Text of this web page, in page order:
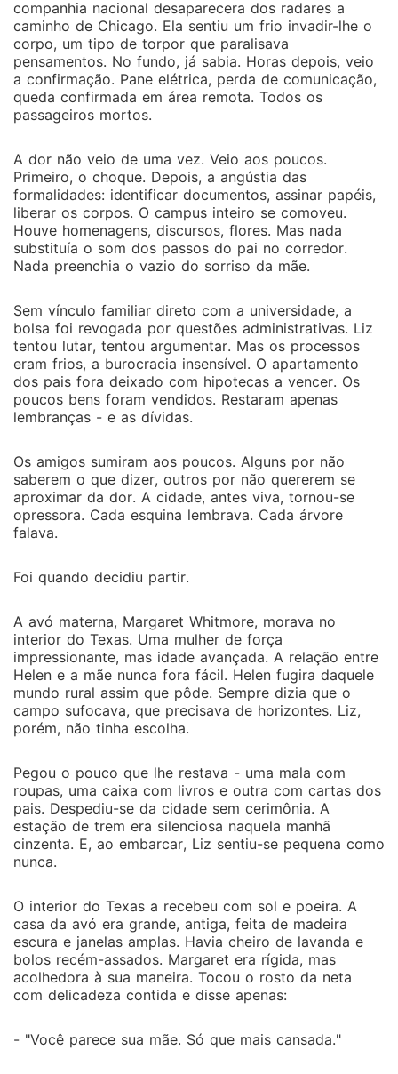
companhia nacional desaparecera dos radares a
caminho de Chicago. Ela sentiu um frio invadir-lhe o
corpo, um tipo de torpor que paralisava
pensamentos. No fundo, já sabia. Horas depois, veio
a confirmação. Pane elétrica, perda de comunicação,
queda confirmada em área remota. Todos os
passageiros mortos.
A dor não veio de uma vez. Veio aos poucos.
Primeiro, o choque. Depois, a angústia das
formalidades: identificar documentos, assinar papéis,
liberar os corpos. O campus inteiro se comoveu.
Houve homenagens, discursos, flores. Mas nada
substituía o som dos passos do pai no corredor.
Nada preenchia o vazio do sorriso da mãe.
Sem vínculo familiar direto com a universidade, a
bolsa foi revogada por questões administrativas. Liz
tentou lutar, tentou argumentar. Mas os processos
eram frios, a burocracia insensível. O apartamento
dos pais fora deixado com hipotecas a vencer. Os
poucos bens foram vendidos. Restaram apenas
lembranças - e as dívidas.
Os amigos sumiram aos poucos. Alguns por não
saberem o que dizer, outros por não quererem se
aproximar da dor. A cidade, antes viva, tornou-se
opressora. Cada esquina lembrava. Cada árvore
falava.
Foi quando decidiu partir.
A avó materna, Margaret Whitmore, morava no
interior do Texas. Uma mulher de força
impressionante, mas idade avançada. A relação entre
Helen e a mãe nunca fora fácil. Helen fugira daquele
mundo rural assim que pôde. Sempre dizia que o
campo sufocava, que precisava de horizontes. Liz,
porém, não tinha escolha.
Pegou o pouco que lhe restava - uma mala com
roupas, uma caixa com livros e outra com cartas dos
pais. Despediu-se da cidade sem cerimônia. A
estação de trem era silenciosa naquela manhã
cinzenta. E, ao embarcar, Liz sentiu-se pequena como
nunca.
O interior do Texas a recebeu com sol e poeira. A
casa da avó era grande, antiga, feita de madeira
escura e janelas amplas. Havia cheiro de lavanda e
bolos recém-assados. Margaret era rígida, mas
acolhedora à sua maneira. Tocou o rosto da neta
com delicadeza contida e disse apenas:
- "Você parece sua mãe. Só que mais cansada."